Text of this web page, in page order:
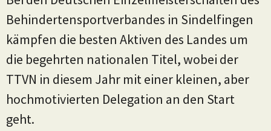
Behindertensportverbandes in Sindelfingen
kämpfen die besten Aktiven des Landes um
die begehrten nationalen Titel, wobei der
TTVN in diesem Jahr mit einer kleinen, aber
hochmotivierten Delegation an den Start
geht.